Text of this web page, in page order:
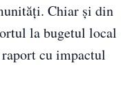
Chiar și din
la bugetul local
cu impactul